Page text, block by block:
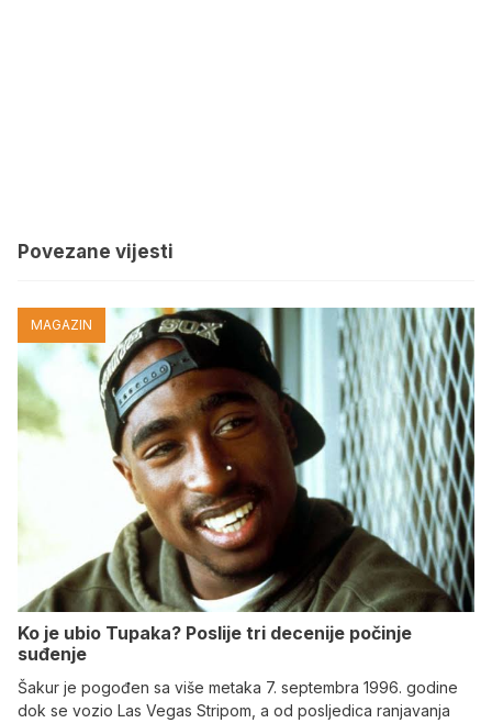
Povezane vijesti
MAGAZIN
Ko je ubio Tupaka? Poslije tri decenije počinje
suđenje
Šakur je pogođen sa više metaka 7. septembra 1996. godine
dok se vozio Las Vegas Stripom, a od posljedica ranjavanja